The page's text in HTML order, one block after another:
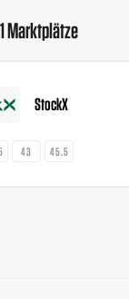
Marktplätze
StockX
43 45.5